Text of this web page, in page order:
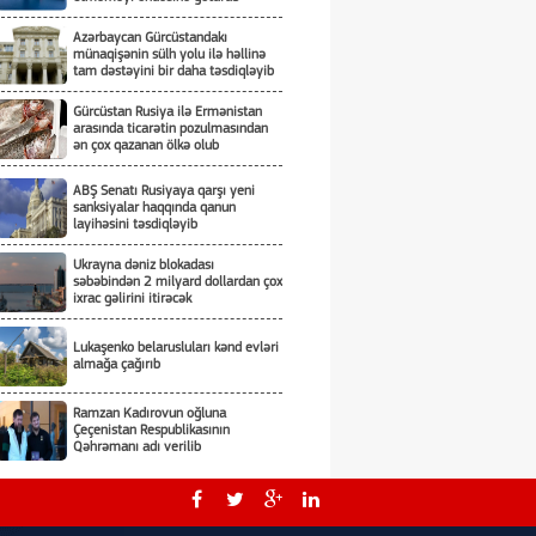
Azərbaycan Gürcüstandakı
münaqişənin sülh yolu ilə həllinə
tam dəstəyini bir daha təsdiqləyib
Gürcüstan Rusiya ilə Ermənistan
arasında ticarətin pozulmasından
ən çox qazanan ölkə olub
ABŞ Senatı Rusiyaya qarşı yeni
sanksiyalar haqqında qanun
layihəsini təsdiqləyib
Ukrayna dəniz blokadası
səbəbindən 2 milyard dollardan çox
ixrac gəlirini itirəcək
Lukaşenko belarusluları kənd evləri
almağa çağırıb
Ramzan Kadırovun oğluna
Çeçenistan Respublikasının
Qəhrəmanı adı verilib
Üçtərəfli sazişin detalları nədən